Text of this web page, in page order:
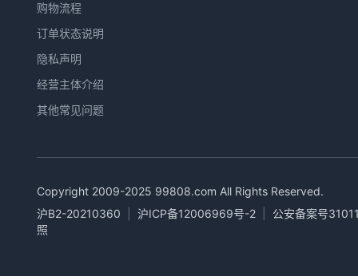
购物流程
订单状态说明
隐私声明
经营主体介绍
其他常见问题
Copyright 2009-2025 99808.com All Rights Reserved.
沪B2-20210360
沪ICP备12006969号-2
公安备案号
照